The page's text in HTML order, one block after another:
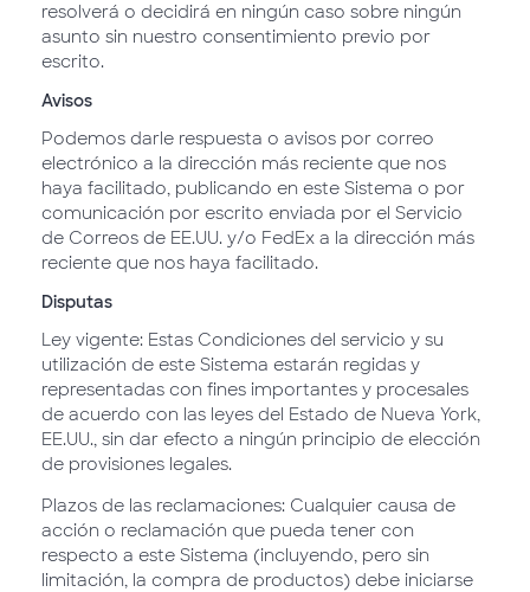
resolverá o decidirá en ningún caso sobre ningún
asunto sin nuestro consentimiento previo por
escrito.
Avisos
Podemos darle respuesta o avisos por correo
electrónico a la dirección más reciente que nos
haya facilitado, publicando en este Sistema o por
comunicación por escrito enviada por el Servicio
de Correos de EE.UU. y/o FedEx a la dirección más
reciente que nos haya facilitado.
Disputas
Ley vigente: Estas Condiciones del servicio y su
utilización de este Sistema estarán regidas y
representadas con fines importantes y procesales
de acuerdo con las leyes del Estado de Nueva York,
EE.UU., sin dar efecto a ningún principio de elección
de provisiones legales.
Plazos de las reclamaciones: Cualquier causa de
acción o reclamación que pueda tener con
respecto a este Sistema (incluyendo, pero sin
limitación, la compra de productos) debe iniciarse